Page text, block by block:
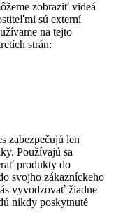
zobraziť videá
sú externí
na tejto
strán:
zabezpečujú len
Používajú sa
produkty do
svojho zákazníckeho
vyvodzovať žiadne
nikdy poskytnuté